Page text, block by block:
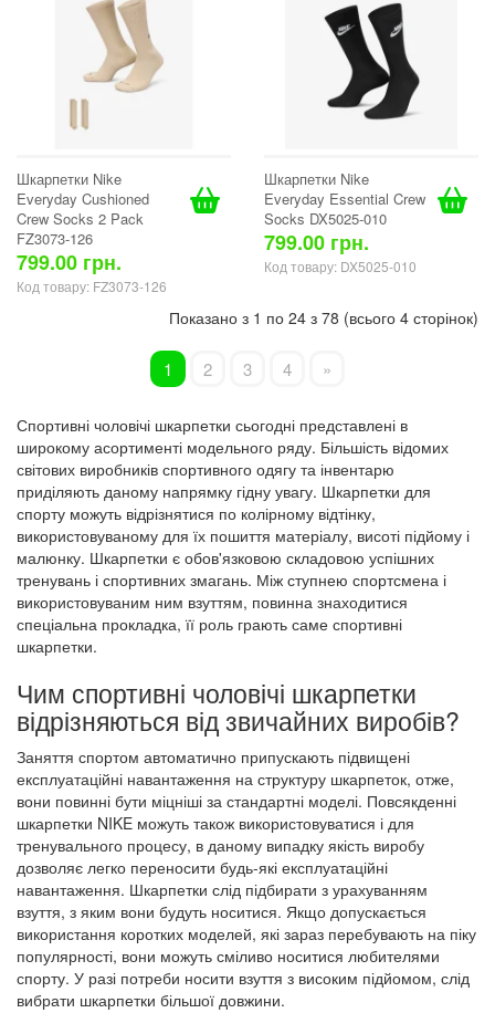
Шкарпетки Nike
Everyday Cushioned
Crew Socks 2 Pack
FZ3073-126
799.00 грн.
Код товару: FZ3073-126
Шкарпетки Nike
Everyday Essential Crew
Socks DX5025-010
799.00 грн.
Код товару: DX5025-010
Показано з 1 по 24 з 78 (всього 4 сторінок)
1 2 3 4 »
Спортивні чоловічі шкарпетки сьогодні представлені в
широкому асортименті модельного ряду. Більшість відомих
світових виробників спортивного одягу та інвентарю
приділяють даному напрямку гідну увагу. Шкарпетки для
спорту можуть відрізнятися по колірному відтінку,
використовуваному для їх пошиття матеріалу, висоті підйому і
малюнку. Шкарпетки є обов'язковою складовою успішних
тренувань і спортивних змагань. Між ступнею спортсмена і
використовуваним ним взуттям, повинна знаходитися
спеціальна прокладка, її роль грають саме спортивні
шкарпетки.
Чим спортивні чоловічі шкарпетки
відрізняються від звичайних виробів?
Заняття спортом автоматично припускають підвищені
експлуатаційні навантаження на структуру шкарпеток, отже,
вони повинні бути міцніші за стандартні моделі. Повсякденні
шкарпетки NIKE можуть також використовуватися і для
тренувального процесу, в даному випадку якість виробу
дозволяє легко переносити будь-які експлуатаційні
навантаження. Шкарпетки слід підбирати з урахуванням
взуття, з яким вони будуть носитися. Якщо допускається
використання коротких моделей, які зараз перебувають на піку
популярності, вони можуть сміливо носитися любителями
спорту. У разі потреби носити взуття з високим підйомом, слід
вибрати шкарпетки більшої довжини.